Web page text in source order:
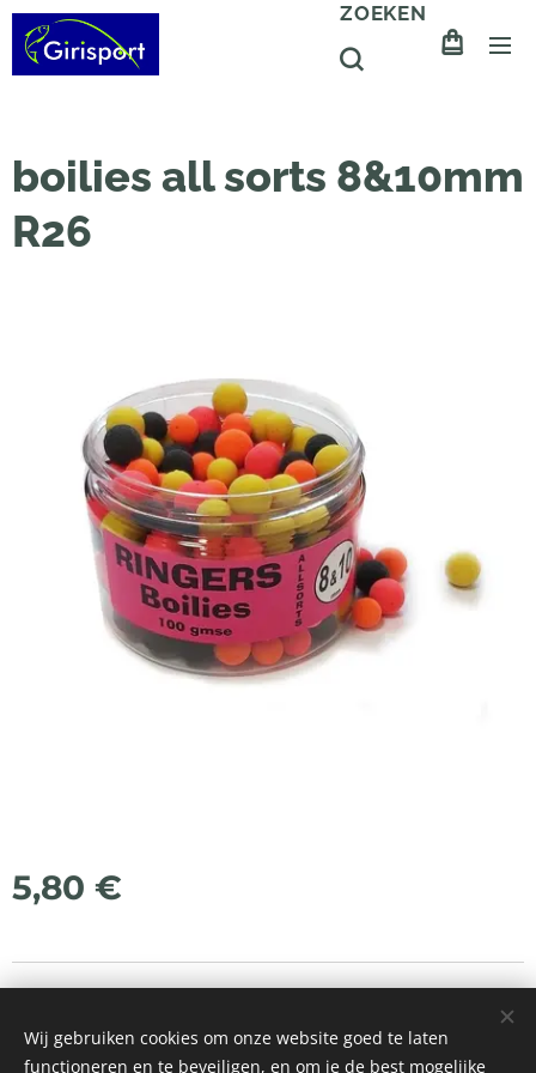
ZOEKEN
boilies all sorts 8&10mm
R26
5,80 €
Webnode
Wij gebruiken cookies om onze website goed te laten
functioneren en te beveiligen, en om je de best mogelijke